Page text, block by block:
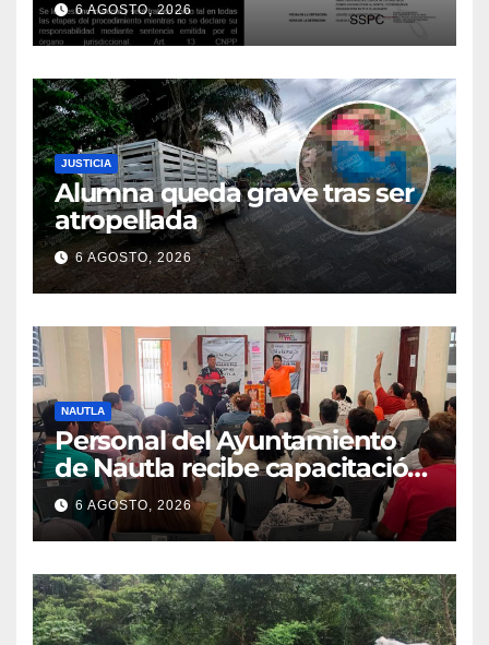
6 AGOSTO, 2026
JUSTICIA
Alumna queda grave tras ser
atropellada
6 AGOSTO, 2026
NAUTLA
Personal del Ayuntamiento
de Nautla recibe capacitación
en atención a emergencias
6 AGOSTO, 2026